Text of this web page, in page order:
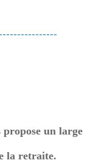
un large
la retraite.